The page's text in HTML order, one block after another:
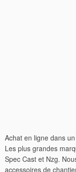
Achat en ligne dans
Les plus grandes
Spec Cast et Nzg.
accessoires de